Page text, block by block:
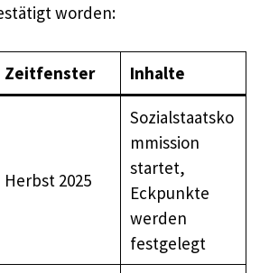
worden:
Zeitfenster Inhalte
Herbst 2025
Sozialstaatsko
mmission
startet,
Eckpunkte
werden
festgelegt